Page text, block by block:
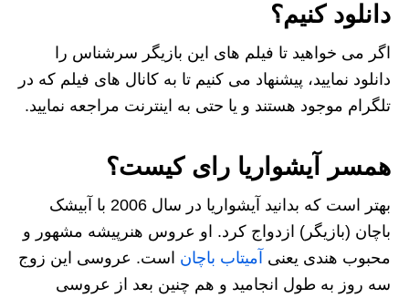
دانلود کنیم؟
اگر می‌ خواهید تا فیلم‌ های این بازیگر سرشناس را
دانلود نمایید، پیشنهاد می‌ کنیم تا به کانال های فیلم که در
تلگرام موجود هستند و یا حتی به اینترنت مراجعه نمایید.
همسر آیشواریا رای کیست؟
بهتر است که بدانید آیشواریا در سال 2006 با آبیشک
باچان (بازیگر) ازدواج کرد. او عروس هنرپیشه مشهور و
محبوب هندی یعنی آمیتاب باچان است. عروسی این زوج
سه روز به طول انجامید و هم چنین بعد از عروسی